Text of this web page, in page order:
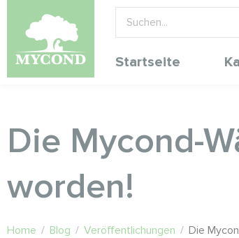
Startseite
Die Mycond-
worden!
Home / Blog / Veröffentlichungen / Die